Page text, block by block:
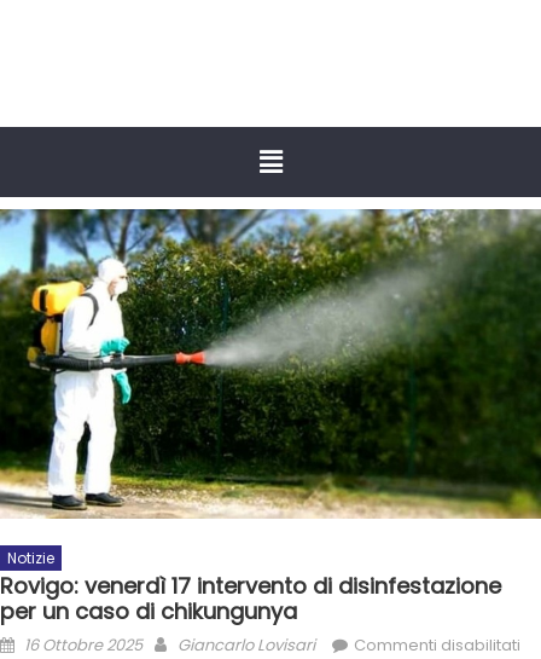
Notizie
Rovigo: venerdì 17 intervento di disinfestazione
per un caso di chikungunya
16 Ottobre 2025 Giancarlo Lovisari Commenti disabilitati